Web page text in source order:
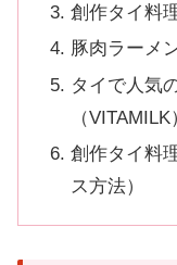
創作タイ料
豚肉ラーメ
タイで人気
（
創作タイ料
ス方法）